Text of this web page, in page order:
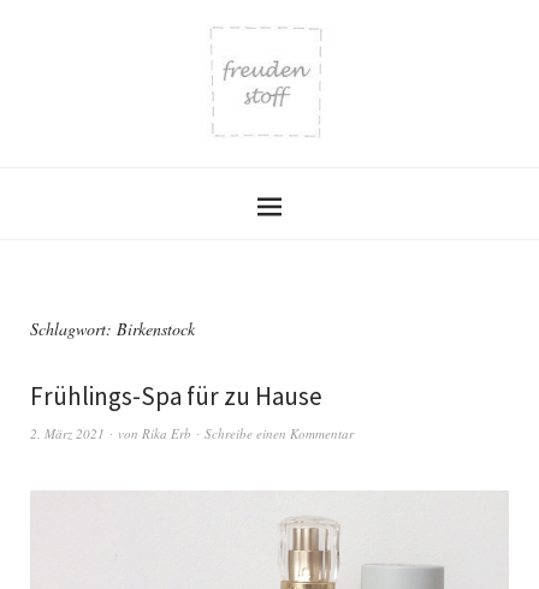
Schlagwort: Birkenstock
Frühlings-Spa für zu Hause
2. März 2021 von Rika Erb Schreibe einen Kommentar